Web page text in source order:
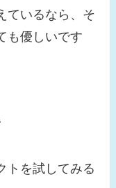
ているなら、そ
も優しいです
トを試してみる